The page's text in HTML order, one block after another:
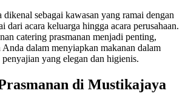
sebagai kawasan yang ramai dengan
dari acara keluarga hingga acara perusahaan.
catering prasmanan menjadi penting,
Anda dalam menyiapkan makanan dalam
yang elegan dan higienis.
di Mustikajaya